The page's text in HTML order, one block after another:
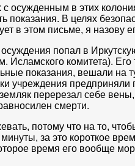
осужденным в этих
В целях
в этом письме, я назову
попал в
Исламского комитета).
показания, вешали на
учреждения предприняли
перерезал себе
смерти.
потому что на то,
за это короткое
время его вообще